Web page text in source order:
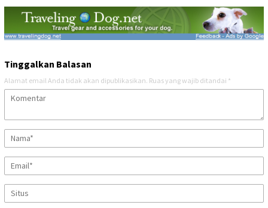
Tinggalkan Balasan
Alamat email Anda tidak akan dipublikasikan. Ruas yang wajib ditandai *